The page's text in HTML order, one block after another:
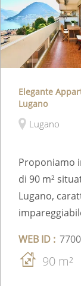
Elegante
Lugano
Lugano
Proponiamo
di 90 m²
Lugano,
WEB ID : 7700
90 m²